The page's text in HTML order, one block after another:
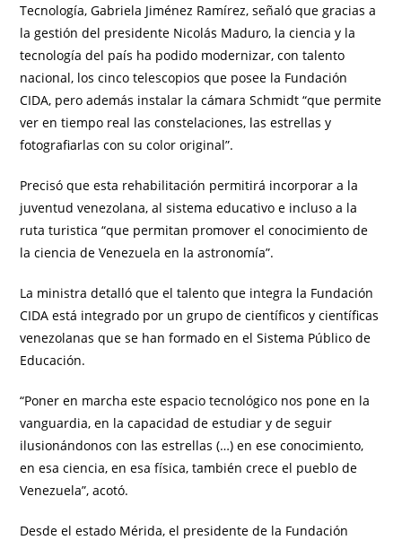
Tecnología, Gabriela Jiménez Ramírez, señaló que gracias a
la gestión del presidente Nicolás Maduro, la ciencia y la
tecnología del país ha podido modernizar, con talento
nacional, los cinco telescopios que posee la Fundación
CIDA, pero además instalar la cámara Schmidt “que permite
ver en tiempo real las constelaciones, las estrellas y
fotografiarlas con su color original”.
Precisó que esta rehabilitación permitirá incorporar a la
juventud venezolana, al sistema educativo e incluso a la
ruta turistica “que permitan promover el conocimiento de
la ciencia de Venezuela en la astronomía”.
La ministra detalló que el talento que integra la Fundación
CIDA está integrado por un grupo de científicos y científicas
venezolanas que se han formado en el Sistema Público de
Educación.
“Poner en marcha este espacio tecnológico nos pone en la
vanguardia, en la capacidad de estudiar y de seguir
ilusionándonos con las estrellas (…) en ese conocimiento,
en esa ciencia, en esa física, también crece el pueblo de
Venezuela”, acotó.
Desde el estado Mérida, el presidente de la Fundación